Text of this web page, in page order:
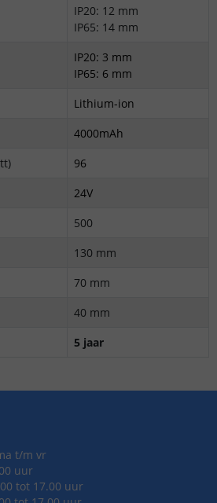
IP20: 12 mm
IP65: 14 mm
IP20: 3 mm
IP65: 6 mm
Lithium-ion
4000mAh
96
24V
500
130 mm
70 mm
40 mm
5 jaar
t/m vr
uur
tot 17.00 uur